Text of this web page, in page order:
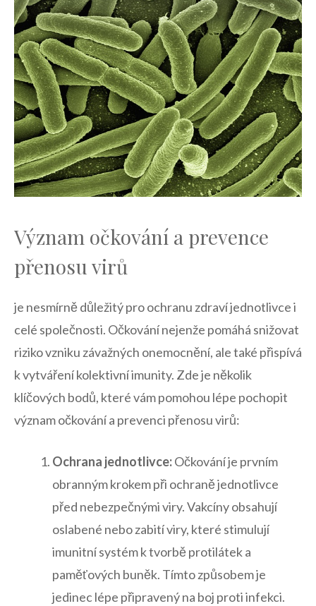
Význam očkování a prevence
‍přenosu virů
je nesmírně důležitý pro ochranu zdraví ⁤jednotlivce i
celé společnosti. ​Očkování nejenže pomáhá snižovat
riziko⁤ vzniku závažných onemocnění,‌ ale také přispívá
k vytváření kolektivní imunity. Zde je několik
klíčových bodů, které vám pomohou lépe pochopit
význam očkování a prevenci přenosu virů:
Ochrana jednotlivce:Očkování je ⁣prvním
⁢obranným krokem při ochraně jednotlivce
před nebezpečnými viry. Vakcíny obsahují
oslabené nebo zabití viry, které stimulují
imunitní systém k tvorbě protilátek a
paměťových buněk. Tímto způsobem je⁣
jedinec lépe připravený na boj proti infekci.